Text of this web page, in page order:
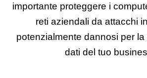
importante proteggere i
reti aziendali da attacchi
potenzialmente dannosi per
dati del tuo